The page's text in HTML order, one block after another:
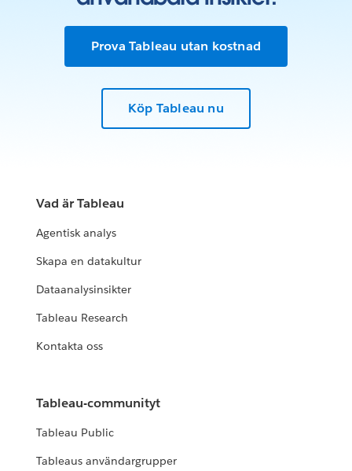
Prova Tableau utan kostnad
Köp Tableau nu
Vad är Tableau
Agentisk analys
Skapa en datakultur
Dataanalysinsikter
Tableau Research
Kontakta oss
Tableau-communityt
Tableau Public
Tableaus användargrupper